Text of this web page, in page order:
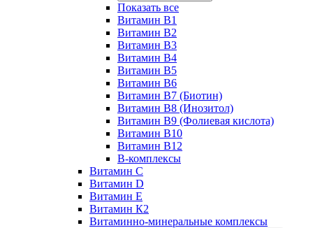
Показать все
Витамин B1
Витамин B2
Витамин B3
Витамин B4
Витамин B5
Витамин B6
Витамин B7 (Биотин)
Витамин B8 (Инозитол)
Витамин B9 (Фолиевая кислота)
Витамин B10
Витамин B12
B-комплексы
Витамин C
Витамин D
Витамин E
Витамин К2
Витаминно-минеральные комплексы